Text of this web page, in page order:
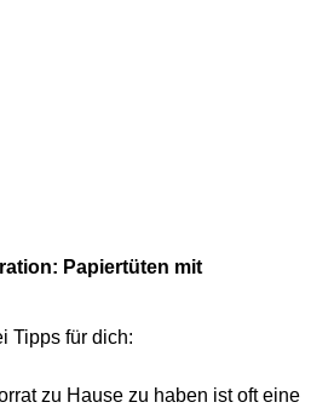
Papiertüten mit
Tipps für dich:
zu Hause zu haben ist oft eine